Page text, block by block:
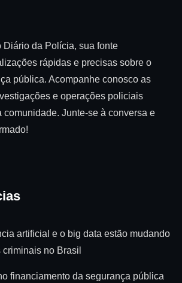
Diário da Polícia, sua fonte
rápidas e precisas sobre o
pública. Acompanhe conosco as
e operações policiais
comunidade. Junte-se à conversa e
artificial e o big data estão mudando
no Brasil
financiamento da segurança pública